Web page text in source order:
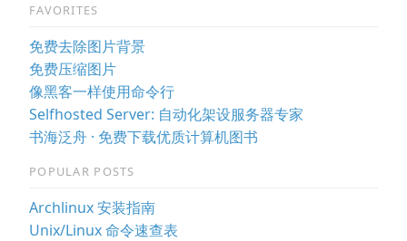
FAVORITES
免费去除图片背景
免费压缩图片
像黑客一样使用命令行
Selfhosted Server: 自动化架设服务器专家
书海泛舟 · 免费下载优质计算机图书
POPULAR POSTS
Archlinux 安装指南
Unix/Linux 命令速查表